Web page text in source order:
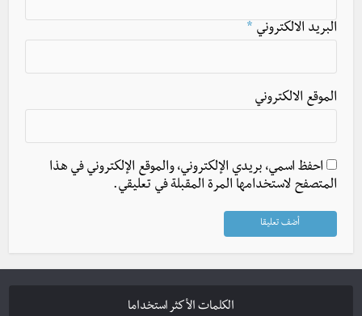
البريد الالكتروني *
الموقع الالكتروني
احفظ اسمي، بريدي الإلكتروني، والموقع الإلكتروني في هذا
المتصفح لاستخدامها المرة المقبلة في تعليقي.
الكلمات الأكثر استخداما